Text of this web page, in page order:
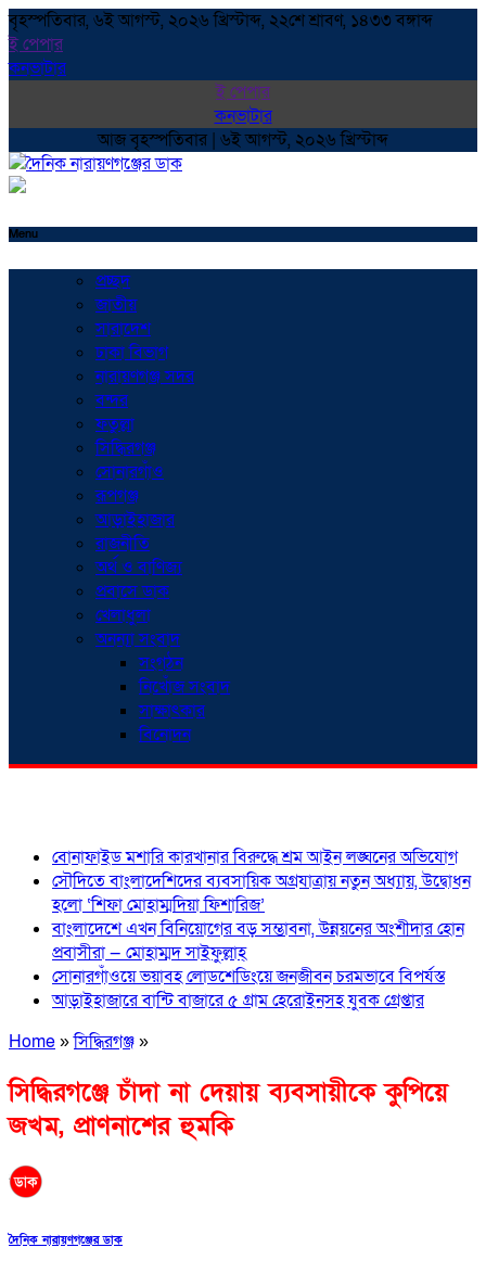
বৃহস্পতিবার, ৬ই আগস্ট, ২০২৬ খ্রিস্টাব্দ, ২২শে শ্রাবণ, ১৪৩৩ বঙ্গাব্দ
ই পেপার
কনভাটার
ই পেপার
কনভাটার
আজ বৃহস্পতিবার | ৬ই আগস্ট, ২০২৬ খ্রিস্টাব্দ
Menu
প্রচ্ছদ
জাতীয়
সারাদেশ
ঢাকা বিভাগ
নারায়ণগঞ্জ সদর
বন্দর
ফতুল্লা
সিদ্ধিরগঞ্জ
সোনারগাঁও
রূপগঞ্জ
আড়াইহাজার
রাজনীতি
অর্থ ও বাণিজ্য
প্রবাসে ডাক
খেলাধুলা
অনন্যা সংবাদ
সংগঠন
নিখোঁজ সংবাদ
সাক্ষাৎকার
বিনোদন
বোনাফাইড মশারি কারখানার বিরুদ্ধে শ্রম আইন লঙ্ঘনের অভিযোগ
সৌদিতে বাংলাদেশিদের ব্যবসায়িক অগ্রযাত্রায় নতুন অধ্যায়, উদ্বোধন
হলো ‘শিফা মোহাম্মদিয়া ফিশারিজ’
বাংলাদেশে এখন বিনিয়োগের বড় সম্ভাবনা, উন্নয়নের অংশীদার হোন
প্রবাসীরা — মোহাম্মদ সাইফুল্লাহ্
সোনারগাঁওয়ে ভয়াবহ লোডশেডিংয়ে জনজীবন চরমভাবে বিপর্যস্ত
আড়াইহাজারে বান্টি বাজারে ৫ গ্রাম হেরোইনসহ যুবক গ্রেপ্তার
Home»সিদ্ধিরগঞ্জ»
সিদ্ধিরগঞ্জে চাঁদা না দেয়ায় ব্যবসায়ীকে কুপিয়ে
জখম, প্রাণনাশের হুমকি
দৈনিক নারায়ণগঞ্জের ডাক